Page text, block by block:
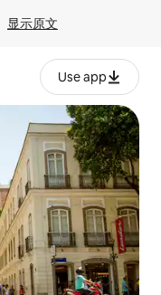
显示原文
Use app